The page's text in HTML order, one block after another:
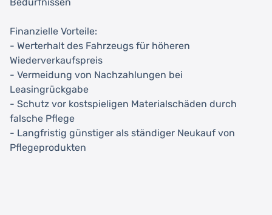
Finanzielle Vorteile:
- Werterhalt des Fahrzeugs für höheren
Wiederverkaufspreis
- Vermeidung von Nachzahlungen bei
Leasingrückgabe
- Schutz vor kostspieligen Materialschäden durch
falsche Pflege
- Langfristig günstiger als ständiger Neukauf von
Pflegeprodukten